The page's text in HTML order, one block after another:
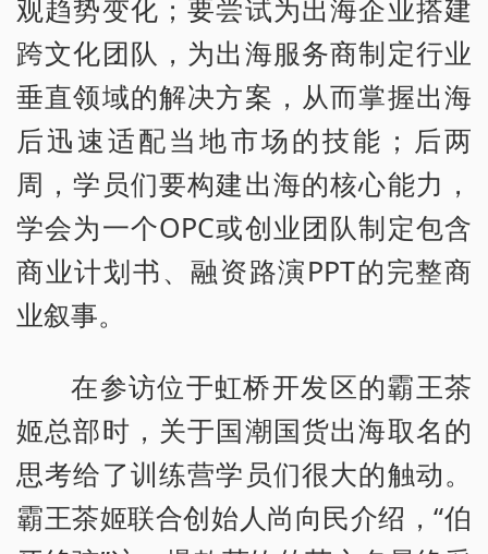
观趋势变化；要尝试为出海企业搭建
跨文化团队，为出海服务商制定行业
垂直领域的解决方案，从而掌握出海
后迅速适配当地市场的技能；后两
周，学员们要构建出海的核心能力，
学会为一个OPC或创业团队制定包含
商业计划书、融资路演PPT的完整商
业叙事。
在参访位于虹桥开发区的霸王茶
姬总部时，关于国潮国货出海取名的
思考给了训练营学员们很大的触动。
霸王茶姬联合创始人尚向民介绍，“伯